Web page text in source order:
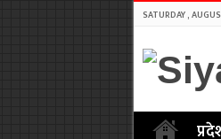
SATURDAY ,